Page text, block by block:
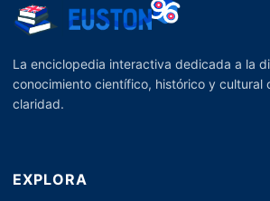
La enciclopedia interactiva dedicada a la
conocimiento científico, histórico y cultural
claridad.
EXPLORA